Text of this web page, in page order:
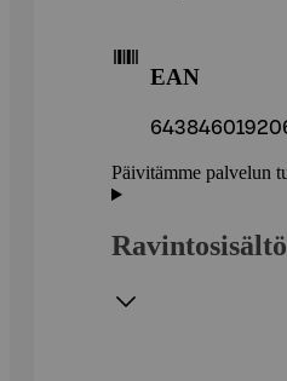
EAN
Päivitämme palvelun
Ravintosisältö